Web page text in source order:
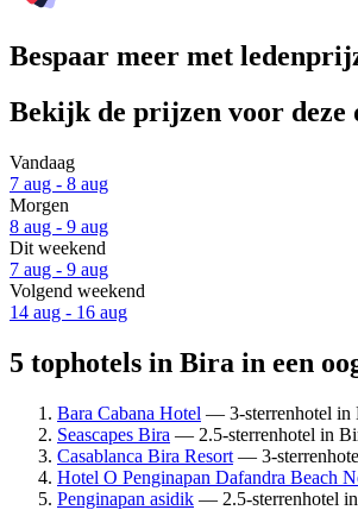
Bespaar meer met
Bekijk de prijzen voor deze
Vandaag
7 aug - 8 aug
Morgen
8 aug - 9 aug
Dit weekend
7 aug - 9 aug
Volgend weekend
14 aug - 16 aug
5 tophotels in Bira in een
Bara Cabana Hotel — 3-sterrenhotel in
Seascapes Bira — 2.5-sterrenhotel in
Casablanca Bira Resort — 3-
Hotel O Penginapan Dafandra Beach
Penginapan asidik — 2.5-sterrenhotel